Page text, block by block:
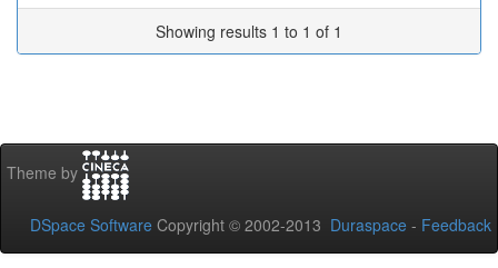
Showing results 1 to 1 of 1
Theme by
DSpace Software Copyright © 2002-2013 Duraspace - Feedback